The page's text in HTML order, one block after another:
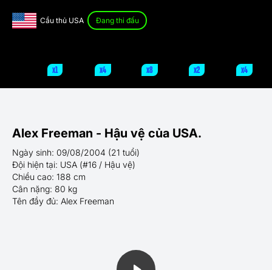
Cầu thủ USA Đang thi đấu
x1 x4 x8 x2 x4
Alex Freeman - Hậu vệ của USA.
Ngày sinh: 09/08/2004 (21 tuổi)
Đội hiện tại: USA (#16 / Hậu vệ)
Chiều cao: 188 cm
Cân nặng: 80 kg
Tên đầy đủ: Alex Freeman